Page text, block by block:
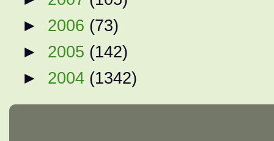
► 2006 (73)
► 2005 (142)
► 2004 (1342)